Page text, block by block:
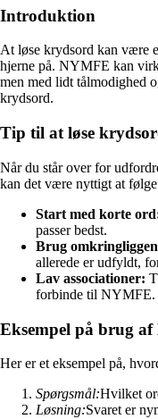
Introduktion
At løse krydsord kan være
hjerne på. NYMFE kan
men med lidt tålmodighed
krydsord.
Tip til at løse
Når du står over for
kan det være nyttigt at
Start med korte
passer bedst.
Brug
allerede er udfyldt,
Lav associationer:
forbinde til NYMFE.
Eksempel på brug
Her er et eksempel på,
Spørgsmål:Hvilket
Løsning:Svaret er